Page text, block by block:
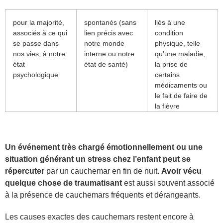
pour la majorité,
associés à ce qui
se passe dans
nos vies, à notre
état
psychologique
spontanés (sans
lien précis avec
notre monde
interne ou notre
état de santé)
liés à une
condition
physique, telle
qu’une maladie,
la prise de
certains
médicaments ou
le fait de faire de
la fièvre
Un événement très chargé émotionnellement ou une
situation générant un stress chez l’enfant peut se
répercuter par un cauchemar en fin de nuit. Avoir vécu
quelque chose de traumatisant est aussi souvent associé
à la présence de cauchemars fréquents et dérangeants.
Les causes exactes des cauchemars restent encore à